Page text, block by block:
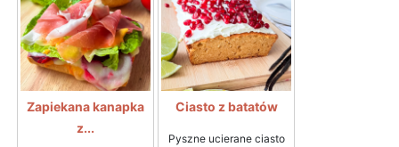
Zapiekana kanapka
z...
Ciasto z batatów
Pyszne ucierane ciasto